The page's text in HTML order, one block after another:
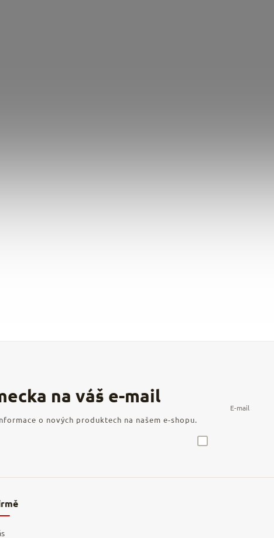
o nových produktech na našem e-shopu.
E-mail